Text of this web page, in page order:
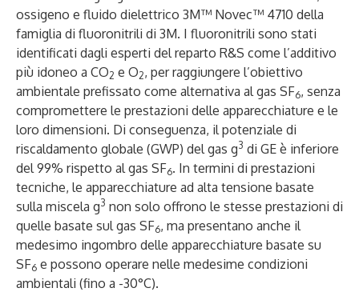
ossigeno e fluido dielettrico 3M™ Novec™ 4710 della
famiglia di fluoronitrili di 3M. I fluoronitrili sono stati
identificati dagli esperti del reparto R&S come l’additivo
più idoneo a CO2 e O2, per raggiungere l’obiettivo
ambientale prefissato come alternativa al gas SF6, senza
compromettere le prestazioni delle apparecchiature e le
loro dimensioni. Di conseguenza, il potenziale di
riscaldamento globale (GWP) del gas g3 di GE è inferiore
del 99% rispetto al gas SF6. In termini di prestazioni
tecniche, le apparecchiature ad alta tensione basate
sulla miscela g3 non solo offrono le stesse prestazioni di
quelle basate sul gas SF6, ma presentano anche il
medesimo ingombro delle apparecchiature basate su
SF6 e possono operare nelle medesime condizioni
ambientali (fino a -30°C).